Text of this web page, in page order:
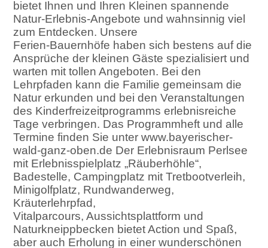
bietet Ihnen und Ihren Kleinen spannende
Natur-Erlebnis-Angebote und wahnsinnig viel
zum Entdecken. Unsere
Ferien-Bauernhöfe haben sich bestens auf die
Ansprüche der kleinen Gäste spezialisiert und
warten mit tollen Angeboten. Bei den
Lehrpfaden kann die Familie gemeinsam die
Natur erkunden und bei den Veranstaltungen
des Kinderfreizeitprogramms erlebnisreiche
Tage verbringen. Das Programmheft und alle
Termine finden Sie unter www.bayerischer-
wald-ganz-oben.de Der Erlebnisraum Perlsee
mit Erlebnisspielplatz „Räuberhöhle“,
Badestelle, Campingplatz mit Tretbootverleih,
Minigolfplatz, Rundwanderweg,
Kräuterlehrpfad,
Vitalparcours, Aussichtsplattform und
Naturkneippbecken bietet Action und Spaß,
aber auch Erholung in einer wunderschönen